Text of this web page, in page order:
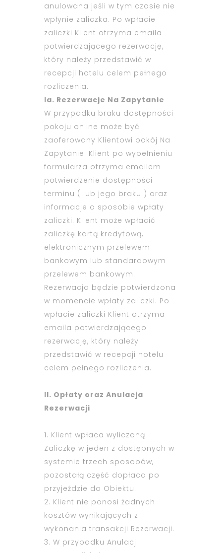
anulowana jeśli w tym czasie nie
wpłynie zaliczka. Po wpłacie
zaliczki Klient otrzyma emaila
potwierdzającego rezerwację,
który należy przedstawić w
recepcji hotelu celem pełnego
rozliczenia.
Ia. Rezerwacje Na Zapytanie
W przypadku braku dostępności
pokoju online może być
zaoferowany Klientowi pokój Na
Zapytanie. Klient po wypełnieniu
formularza otrzyma emailem
potwierdzenie dostępności
terminu ( lub jego braku ) oraz
informacje o sposobie wpłaty
zaliczki. Klient może wpłacić
zaliczkę kartą kredytową,
elektronicznym przelewem
bankowym lub standardowym
przelewem bankowym.
Rezerwacja będzie potwierdzona
w momencie wpłaty zaliczki. Po
wpłacie zaliczki Klient otrzyma
emaila potwierdzającego
rezerwację, który należy
przedstawić w recepcji hotelu
celem pełnego rozliczenia.
II. Opłaty oraz Anulacja
Rezerwacji
1. Klient wpłaca wyliczoną
Zaliczkę w jeden z dostępnych w
systemie trzech sposobów,
pozostałą część dopłaca po
przyjeździe do Obiektu.
2. Klient nie ponosi żadnych
kosztów wynikających z
wykonania transakcji Rezerwacji.
3. W przypadku Anulacji